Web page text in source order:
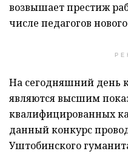
возвышает престиж
числе педагогов
На сегодняшний день
являются высшим
квалифицированных
данный конкурс
Уштобинского